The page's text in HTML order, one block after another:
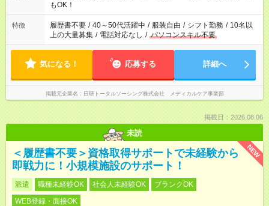
もOK！
特徴 履歴書不要 / 40～50代活躍中 / 服装自由 / シフト勤務 / 10名以
上の大量募集 / 電話対応なし / パソコンスキル不要
気になる！ 応募する 詳細へ
掲載元企業名 日研トータルソーシング株式会社 メディカルケア事業部
掲載日：2026.08.06
未読
NEW
＜履歴書不要＞資格取得サポートで未経験から
即戦力に！小規模施設のサポート！
派遣 職種未経験OK 社会人未経験OK
ブランクOK
WEB登録・面接OK